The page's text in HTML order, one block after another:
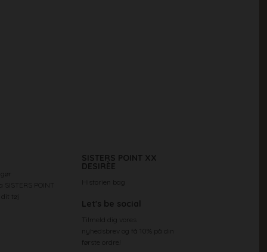
SISTERS POINT
tøj
SISTERS POINT XX
DESIRÈE
Historien bag
Let's be social
Tilmeld dig vores
nyhedsbrev og få 10% på din
første ordre!